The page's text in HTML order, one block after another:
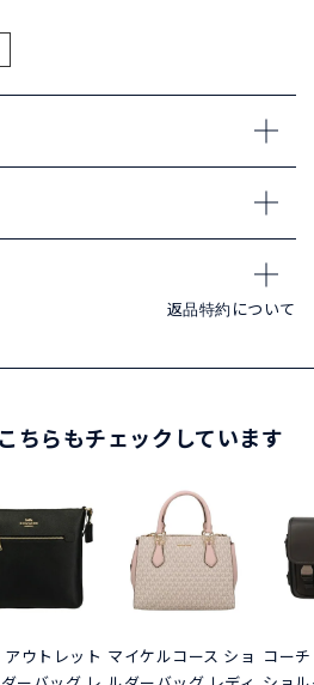
返品特約について
ちらもチェックしています
アウトレット マイケルコース ショ
コー